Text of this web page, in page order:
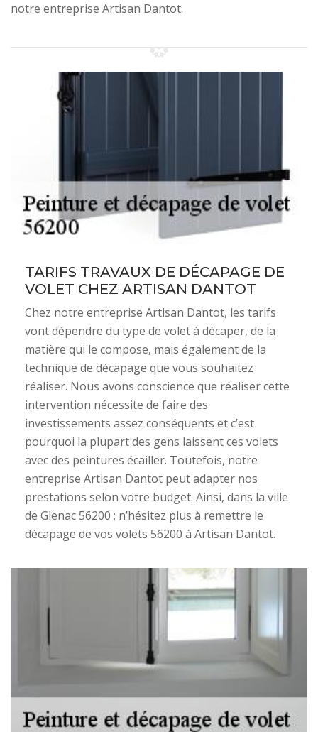
notre entreprise Artisan Dantot.
TARIFS TRAVAUX DE DÉCAPAGE DE
VOLET CHEZ ARTISAN DANTOT
Chez notre entreprise Artisan Dantot, les tarifs
vont dépendre du type de volet à décaper, de la
matière qui le compose, mais également de la
technique de décapage que vous souhaitez
réaliser. Nous avons conscience que réaliser cette
intervention nécessite de faire des
investissements assez conséquents et c’est
pourquoi la plupart des gens laissent ces volets
avec des peintures écailler. Toutefois, notre
entreprise Artisan Dantot peut adapter nos
prestations selon votre budget. Ainsi, dans la ville
de Glenac 56200 ; n’hésitez plus à remettre le
décapage de vos volets 56200 à Artisan Dantot.